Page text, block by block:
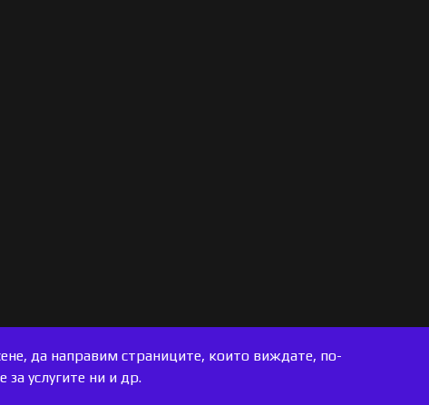
да направим страниците, които виждате, по-
услугите ни и др.